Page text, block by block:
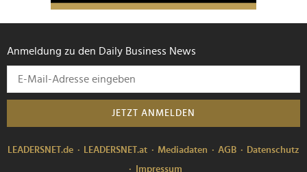
Anmeldung zu den Daily Business News
JETZT ANMELDEN
LEADERSNET.de LEADERSNET.at Mediadaten AGB
Datenschutz
Impressum